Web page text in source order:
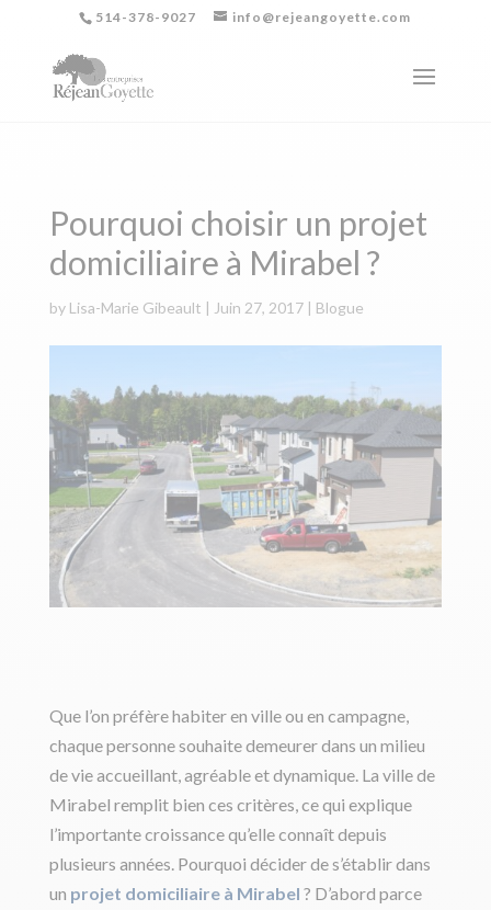
514-378-9027 info@rejeangoyette.com
Pourquoi choisir un projet
domiciliaire à Mirabel ?
by Lisa-Marie Gibeault | Juin 27, 2017| Blogue
Que l’on préfère habiter en ville ou en campagne,
chaque personne souhaite demeurer dans un milieu
de vie accueillant, agréable et dynamique. La ville de
Mirabel remplit bien ces critères, ce qui explique
l’importante croissance qu’elle connaît depuis
plusieurs années. Pourquoi décider de s’établir dans
un projet domiciliaire à Mirabel ? D’abord parce